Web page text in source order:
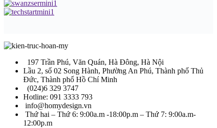
197 Trần Phú, Văn Quán, Hà Đông, Hà Nội
Lầu 2, số 02 Song Hành, Phường An Phú, Thành phố Thủ
Đức, Thành phố Hồ Chí Minh
(024)6 329 3747
Hotline: 091 3333 793
info@homydesign.vn
Thứ hai – Thứ 6: 9:00a.m -18:00p.m – Thứ 7: 9:00a.m-
12:00p.m